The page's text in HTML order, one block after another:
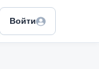
Войти